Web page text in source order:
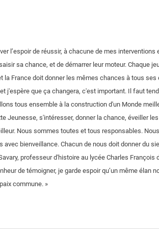
l’espoir de réussir, à chacune de mes interventions
sa chance, et de démarrer leur moteur. Chaque
la France doit donner les mêmes chances à tous
j'espère que ça changera, c'est important. Il faut
tous ensemble à la construction d'un Monde
Jeunesse, s'intéresser, donner la chance, éveiller
Nous sommes toutes et tous responsables.
avec bienveillance. Chacun de nous doit donner du
professeur d'histoire au lycée Charles François
de témoigner, je garde espoir qu’un même élan
commune. »